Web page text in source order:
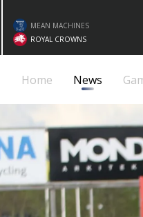
MEAN MACHINES
ROYAL CROWNS
Home News